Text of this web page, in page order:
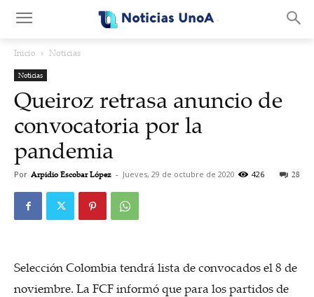
Inicio Noticias
Noticias
Queiroz retrasa anuncio de
convocatoria por la
pandemia
Por Arpidio Escobar López - Jueves, 29 de octubre de 2020 28
426
Selección Colombia tendrá lista de convocados el 8 de
noviembre. La FCF informó que para los partidos de